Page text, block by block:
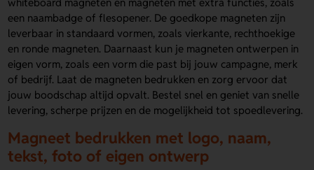
een naambadge of flesopener. De goedkope magneten zijn
leverbaar in standaard vormen, zoals vierkante, rechthoekige
en ronde magneten. Daarnaast kun je magneten ontwerpen in
eigen vorm, zoals een vorm die past bij jouw campagne, merk
of bedrijf. Laat de magneten bedrukken en zorg ervoor dat
jouw boodschap altijd opvalt. Bestel snel en geniet van snelle
levering, scherpe prijzen en de mogelijkheid tot spoedlevering.
Magneet bedrukken met logo, naam,
tekst, foto of eigen ontwerp